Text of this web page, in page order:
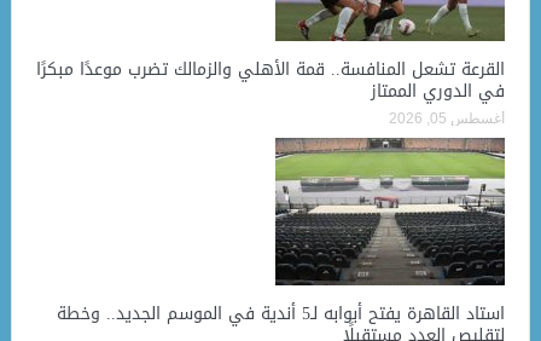
القرعة تشعل المنافسة.. قمة الأهلي والزمالك تضرب موعدًا مبكرًا
في الدوري الممتاز
أغسطس 05, 2026
استاد القاهرة يفتح أبوابه لـ5 أندية في الموسم الجديد.. وخطة